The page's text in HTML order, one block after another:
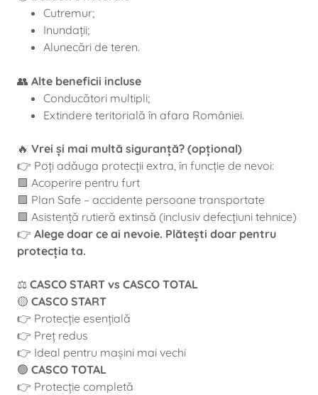
Cutremur;
Inundații;
Alunecări de teren.
👥 Alte beneficii incluse
Conducători multipli;
Extindere teritorială în afara României.
🔥 Vrei și mai multă siguranță? (opțional)
👉 Poți adăuga protecții extra, în funcție de nevoi:
🟩 Acoperire pentru furt
🟩 Plan Safe – accidente persoane transportate
🟩 Asistență rutieră extinsă (inclusiv defecțiuni tehnice)
👉 Alege doar ce ai nevoie. Plătești doar pentru
protecția ta.
⚖️ CASCO START vs CASCO TOTAL
🟡 CASCO START
👉 Protecție esențială
👉 Preț redus
👉 Ideal pentru mașini mai vechi
🟢 CASCO TOTAL
👉 Protecție completă